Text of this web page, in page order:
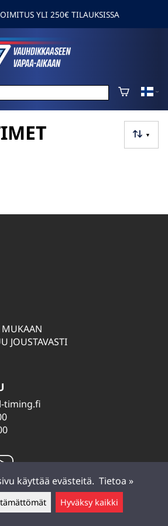
Jätä viesti ▲
YLI 250€ TILAUKSISSA
▼
JOUSTAVASTI
timing.fi
käyttää evästeitä. Tietoa »
Hyväksy kaikki